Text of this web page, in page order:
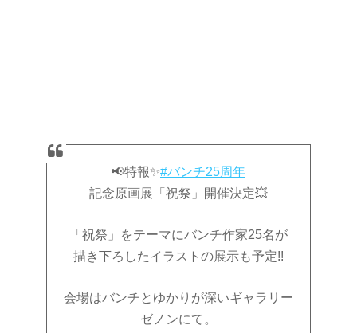
📢特報✨️#バンチ25周年
記念原画展「祝祭」開催決定💥
「祝祭」をテーマにバンチ作家25名が
描き下ろしたイラストの展示も予定!!
会場はバンチとゆかりが深いギャラリー
ゼノンにて。